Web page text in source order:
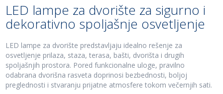
LED lampe za dvorište za sigurno i
dekorativno spoljašnje osvetljenje
LED lampe za dvorište predstavljaju idealno rešenje za
osvetljenje prilaza, staza, terasa, bašti, dvorišta i drugih
spoljašnjih prostora. Pored funkcionalne uloge, pravilno
odabrana dvorišna rasveta doprinosi bezbednosti, boljoj
preglednosti i stvaranju prijatne atmosfere tokom večernjih sati.